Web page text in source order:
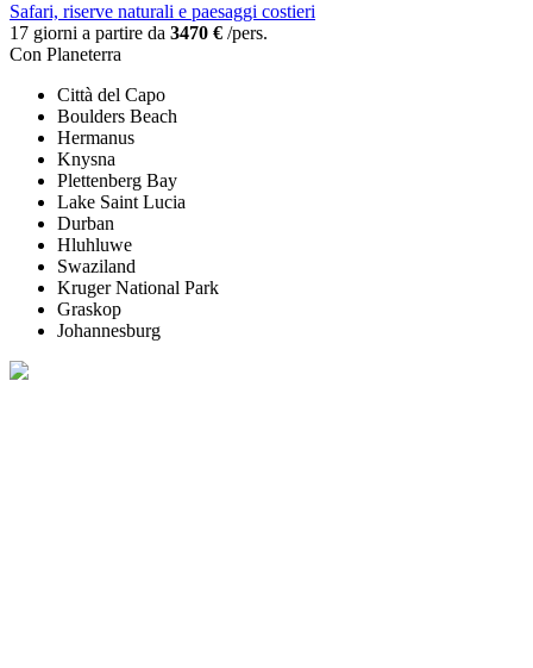
Safari, riserve naturali e paesaggi costieri
17 giorni a partire da 3470 € /pers.
Con Planeterra
Città del Capo
Boulders Beach
Hermanus
Knysna
Plettenberg Bay
Lake Saint Lucia
Durban
Hluhluwe
Swaziland
Kruger National Park
Graskop
Johannesburg